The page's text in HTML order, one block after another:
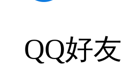
QQ好友